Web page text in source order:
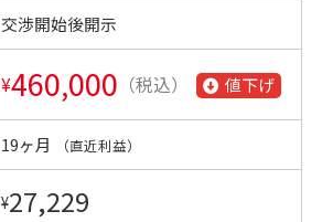
交渉開始後開示
¥460,000 （税込） 値下げ
19ヶ月 （直近利益）
¥27,229